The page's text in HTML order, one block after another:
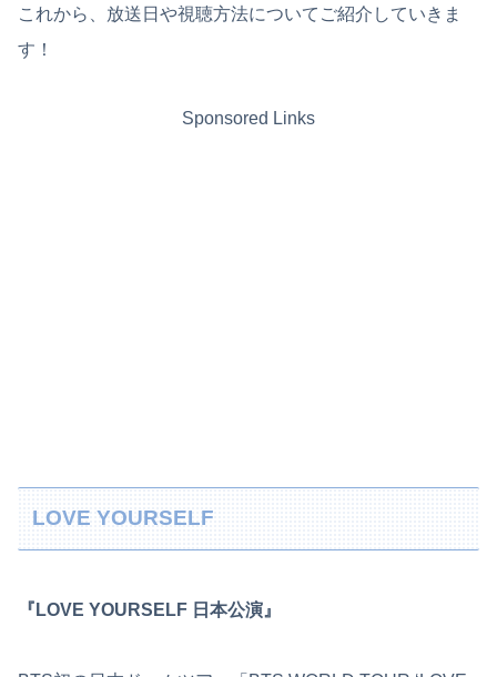
これから、放送日や視聴方法についてご紹介していきま
す！
Sponsored Links
LOVE YOURSELF
『LOVE YOURSELF 日本公演』